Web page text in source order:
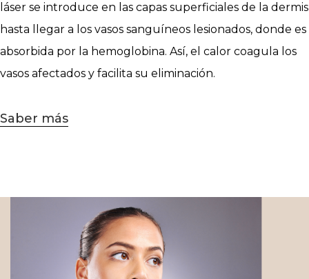
láser se introduce en las capas superficiales de la dermis
hasta llegar a los vasos sanguíneos lesionados, donde es
absorbida por la hemoglobina. Así, el calor coagula los
vasos afectados y facilita su eliminación.
Saber más